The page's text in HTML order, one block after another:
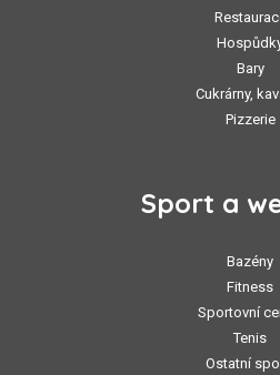
Bary
Cukrárny,
Pizzerie
Sport a
Bazény
Fitness
Sportovní
Tenis
Ostatní